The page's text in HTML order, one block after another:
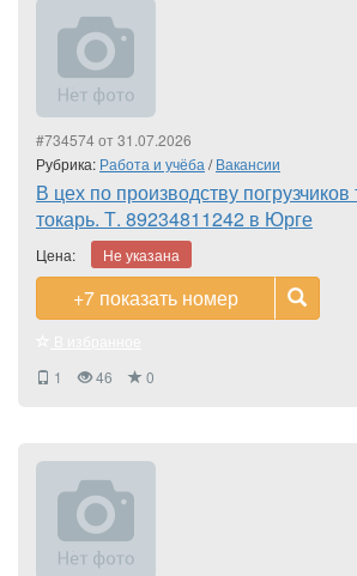
#734574 от 31.07.2026
Рубрика: Работа и учёба /Вакансии
В цех по производству погрузчиков
токарь. Т. 89234811242 в Юрге
Цена: Не указана
+7 показать номер
1
46 0